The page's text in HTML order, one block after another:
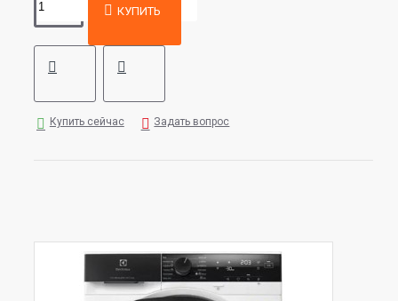
КУПИТЬ
Купить сейчас Задать вопрос